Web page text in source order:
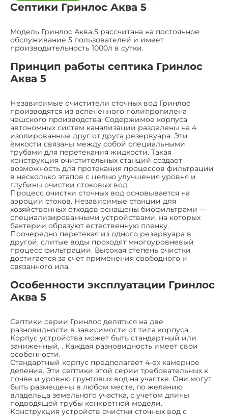
Септики Гринлос Аква 5
Модель Гринлос Аква 5 рассчитана на постоянное
обслуживание 5 пользователей и имеет
производительность 1000л в сутки.
Принцип работы септика Гринлос
Аква 5
Независимые очистители сточных вод Гринлос
производятся из вспененного полипропилена
чешского производства. Содержимое корпуса
автономных систем канализации разделены на 4
изолированные друг от друга резервуара. Эти
ёмкости связаны между собой специальными
трубами для перетекания жидкости. Такая
конструкция очистительных станций создает
возможность для протекания процессов фильтрации
в несколько этапов с целью улучшения уровня и
глубины очистки стоковых вод.
Процесс очистки сточных вод основывается на
аэроции стоков. Независимые станции для
хозяйственных отходов оснащены биофильтрами —
специализированными устройствами, на которых
бактерии образуют естественную пленку.
Поочередно перетекая из одного резервуара в
другой, слитые воды проходят многоуровневый
процесс фильтрации. Высокая степень очистки
достигается за счет применения свободного и
связанного ила.
Особенности эксплуатации Гринлос
Аква 5
Септики серии Гринлос деляться на две
разновидности в зависимости от типа корпуса.
Корпус устройства может быть стандартный или
заниженный, . Каждая разновидность имеет свои
особенности.
Стандартный корпус предполагает 4-ех камерное
деление. Эти септики этой серии требовательных к
почве и уровню грунтовых вод на участке. Они могут
быть размещены в любом месте, по желанию
владельца земельного участка, с учетом длины
подводящей трубы конкретной модели.
Конструкция устройств очистки сточных вод с